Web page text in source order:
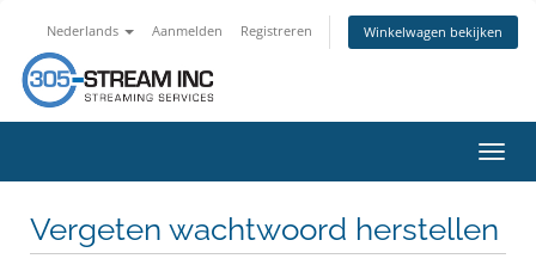
Nederlands Aanmelden Registreren Winkelwagen bekijken
in-/
Vergeten wachtwoord herstellen